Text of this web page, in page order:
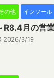
の他 インソール
R8.4月の営
2026/3/19